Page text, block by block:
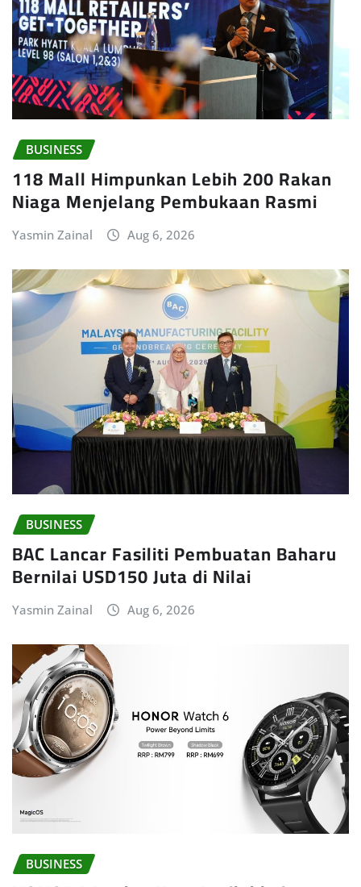
BUSINESS
118 Mall Himpunkan Lebih 200 Rakan
Niaga Menjelang Pembukaan Rasmi
Yasmin Zainal Aug 6, 2026
BUSINESS
BAC Lancar Fasiliti Pembuatan Baharu
Bernilai USD150 Juta di Nilai
Yasmin Zainal Aug 6, 2026
BUSINESS